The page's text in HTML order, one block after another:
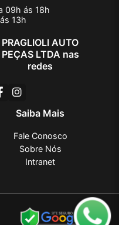
09h ás 18h
13h
PRAGLIOLI AUTO
PEÇAS LTDA nas
redes
Saiba Mais
Fale Conosco
Sobre Nós
Intranet